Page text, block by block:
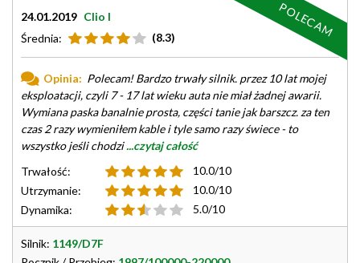
24.01.2019 Clio I
Średnia:
(8.3)
Opinia: Polecam! Bardzo trwały silnik. przez 10 lat mojej
eksploatacji, czyli 7 - 17 lat wieku auta nie miał żadnej awarii.
Wymiana paska banalnie prosta, części tanie jak barszcz. za ten
czas 2 razy wymieniłem kable i tyle samo razy świece - to
wszystko jeśli chodzi...czytaj całość
Trwałość:
10.0/10
Utrzymanie:
10.0/10
Dynamika:
5.0/10
Silnik: 1149/D7F
POLECAM